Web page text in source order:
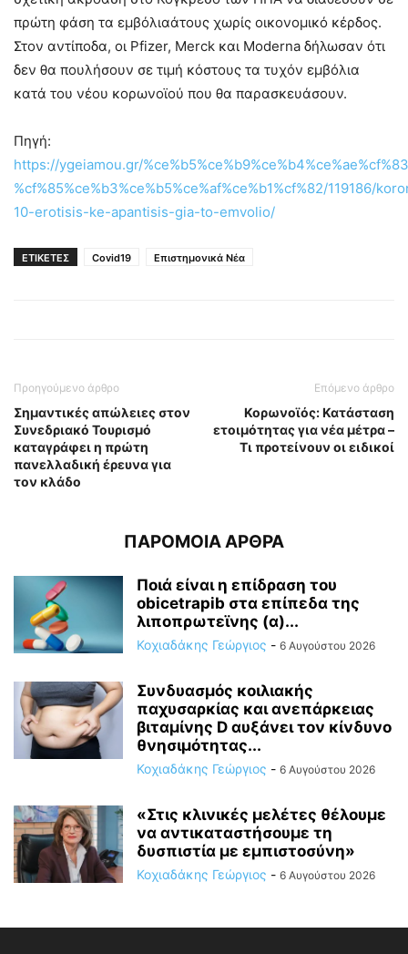
πρώτη φάση τα εμβόλιαάτους χωρίς οικονομικό κέρδος.
Στον αντίποδα, οι Pfizer, Merck και Moderna δήλωσαν ότι
δεν θα πουλήσουν σε τιμή κόστους τα τυχόν εμβόλια
κατά του νέου κορωνοϊού που θα παρασκευάσουν.
Πηγή:
https://ygeiamou.gr/
%cf%85%ce%b3%ce%b5%ce%af%ce%b1%cf%82/119186/
10-erotisis-ke-apantisis-gia-to-emvolio/
ΕΤΙΚΕΤΕΣ Covid19 Επιστημονικά Νέα
Προηγούμενο άρθρο
Σημαντικές απώλειες στον
Συνεδριακό Τουρισμό
καταγράφει η πρώτη
πανελλαδική έρευνα για
τον κλάδο
Επόμενο άρθρο
Κορωνοϊός: Κατάσταση
ετοιμότητας για νέα μέτρα –
Τι προτείνουν οι ειδικοί
ΠΑΡΟΜΟΙΑ ΑΡΘΡΑ
Ποιά είναι η επίδραση του
obicetrapib στα επίπεδα της
λιποπρωτεϊνης (α)...
Κοχιαδάκης Γεώργιος - 6 Αυγούστου 2026
Συνδυασμός κοιλιακής
παχυσαρκίας και ανεπάρκειας
βιταμίνης D αυξάνει τον κίνδυνο
θνησιμότητας...
Κοχιαδάκης Γεώργιος - 6 Αυγούστου 2026
«Στις κλινικές μελέτες θέλουμε
να αντικαταστήσουμε τη
δυσπιστία με εμπιστοσύνη»
Κοχιαδάκης Γεώργιος - 6 Αυγούστου 2026